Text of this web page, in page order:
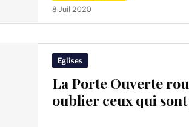
8 Juil 2020
Eglises
La Porte Ouverte
oublier ceux qui